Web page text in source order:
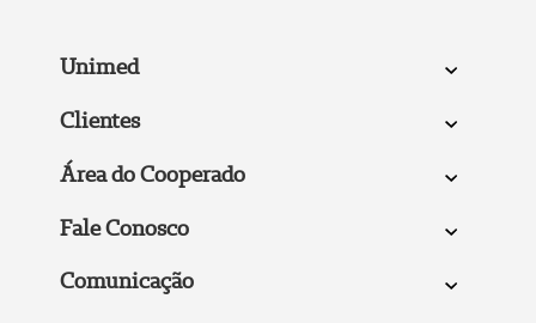
Unimed
Clientes
Área do Cooperado
Fale Conosco
Comunicação